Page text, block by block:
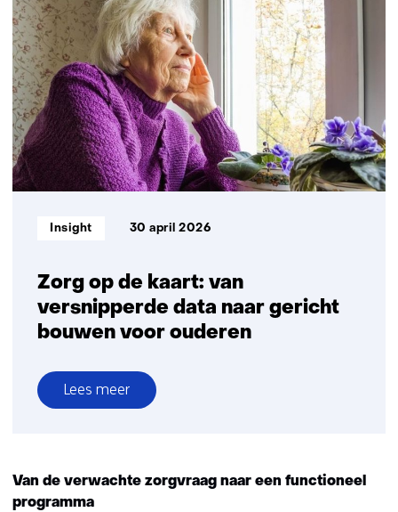
ventilatie
en
pandemische
paraatheid
afgerond
Zorg op de kaart: van
versnipperde data naar gericht
bouwen voor ouderen
Informatietype:
Insight 30 april 2026
Lees meer
over
de
kaart:
Van de verwachte zorgvraag naar een functioneel
programma